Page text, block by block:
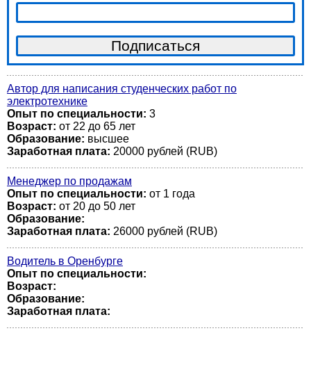
Автор для написания студенческих работ по
электротехнике
Опыт по специальности: 3
Возраст: от 22 до 65 лет
Образование: высшее
Заработная плата: 20000 рублей (RUB)
Менеджер по продажам
Опыт по специальности: от 1 года
Возраст: от 20 до 50 лет
Образование:
Заработная плата: 26000 рублей (RUB)
Водитель в Оренбурге
Опыт по специальности:
Возраст:
Образование:
Заработная плата: